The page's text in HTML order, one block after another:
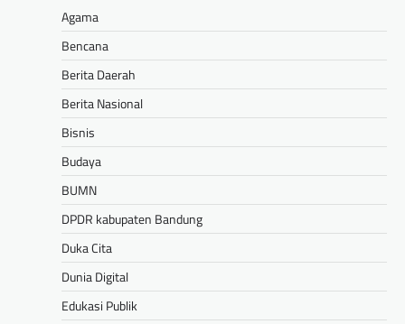
Agama
Bencana
Berita Daerah
Berita Nasional
Bisnis
Budaya
BUMN
DPDR kabupaten Bandung
Duka Cita
Dunia Digital
Edukasi Publik